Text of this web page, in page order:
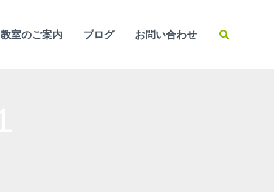
教室のご案内 ブログ お問い合わせ
検